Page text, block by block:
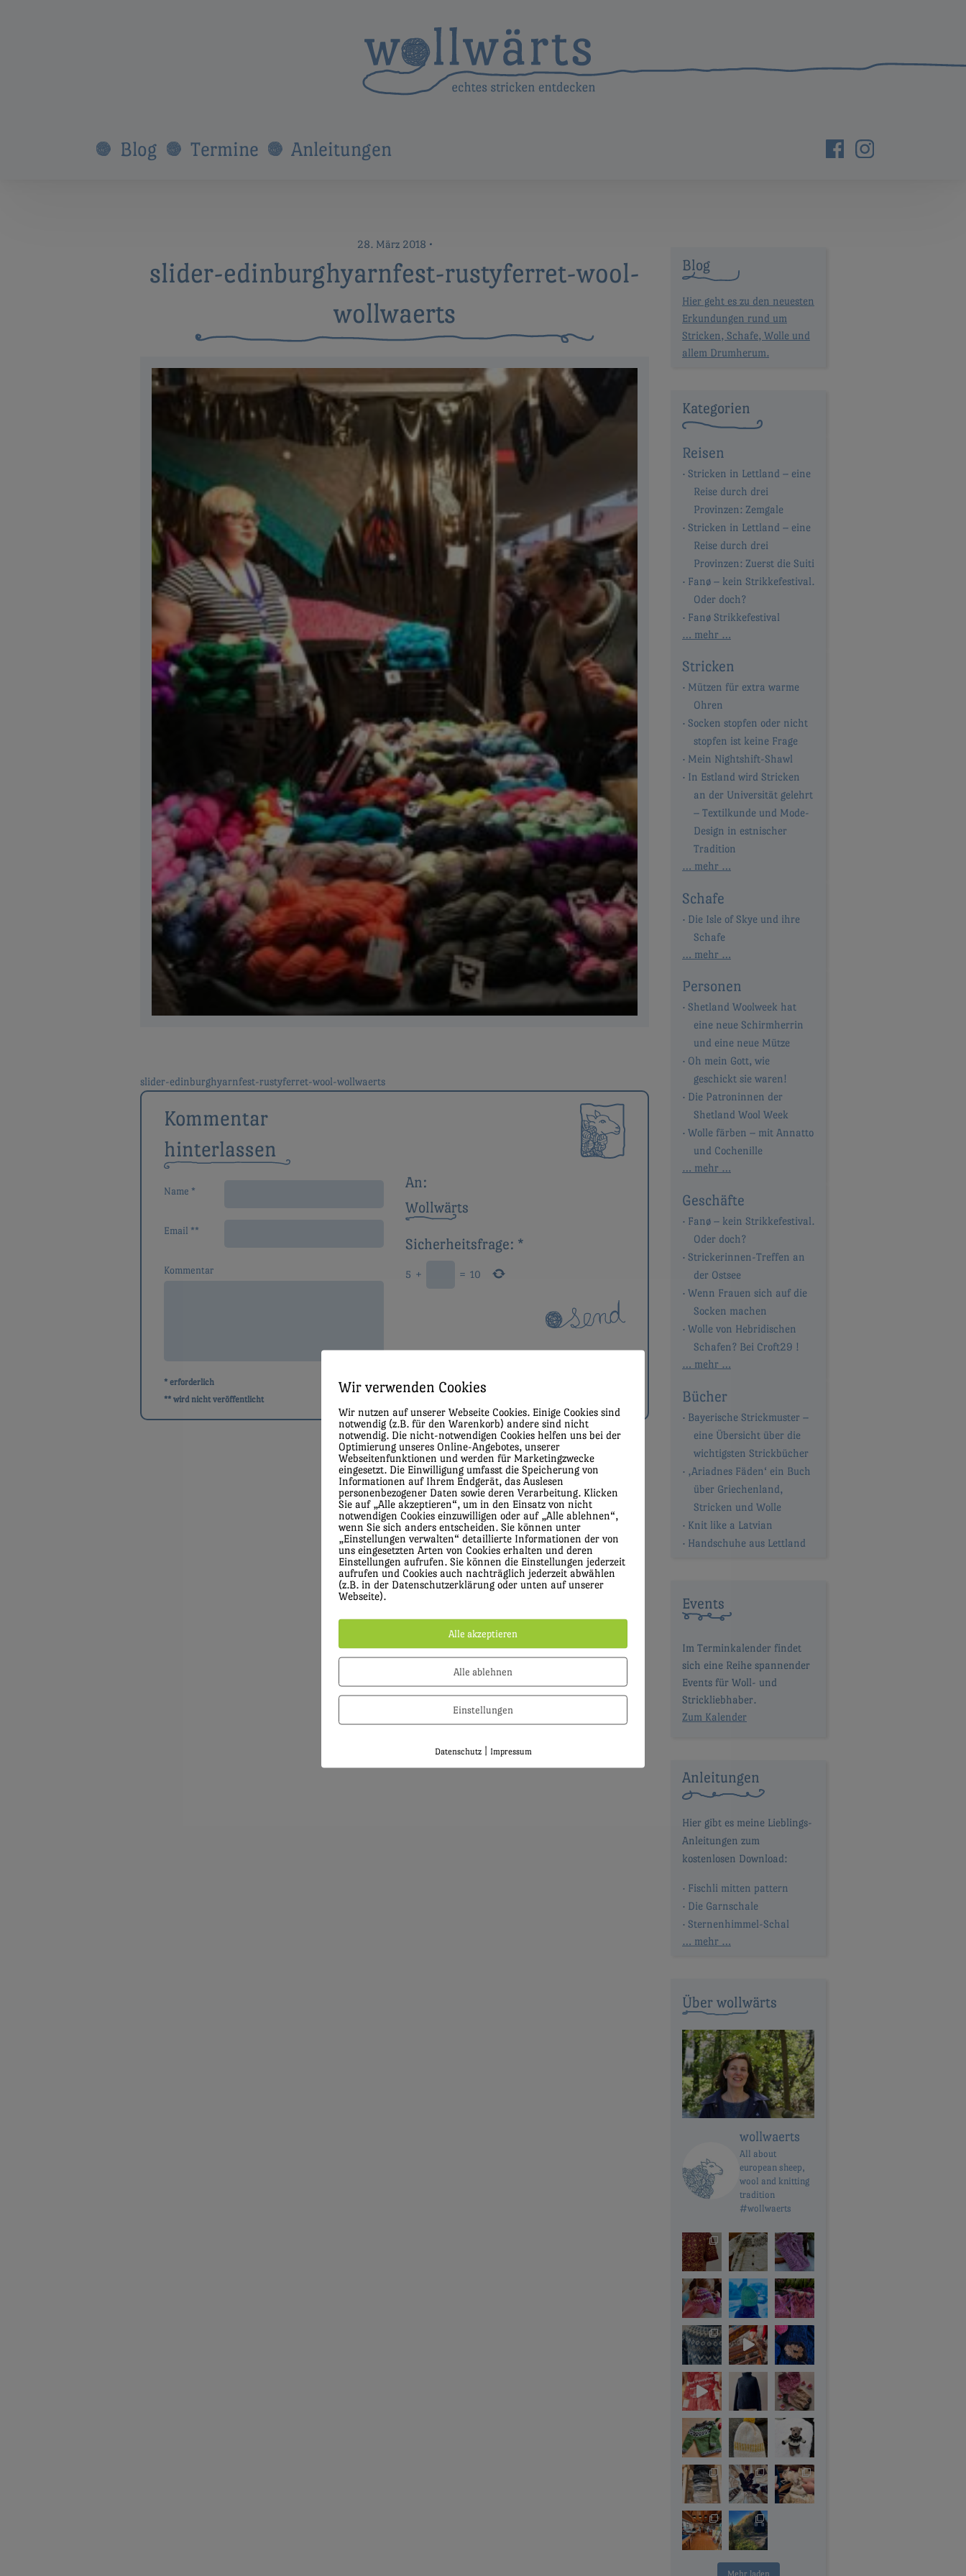
Blog Termine Anleitungen
28. März 2018 •
slider-edinburghyarnfest-rustyferret-wool-
wollwaerts
Beitragsnavigation
slider-edinburghyarnfest-rustyferret-wool-wollwaerts
Kommentar
hinterlassen
Name *
Email **
Kommentar
* erforderlich
** wird nicht veröffentlicht
An:
Wollwärts
Sicherheitsfrage: *
5 + = 10
Blog
Hier geht es zu den neuesten
Erkundungen rund um
Stricken, Schafe, Wolle und
allem Drumherum.
Kategorien
Reisen
Stricken in Lettland – eine
Reise durch drei
Provinzen: Zemgale
Stricken in Lettland – eine
Reise durch drei
Provinzen: Zuerst die Suiti
Fanø – kein Strikkefestival.
Oder doch?
Fanø Strikkefestival
… mehr …
Stricken
Mützen für extra warme
Ohren
Socken stopfen oder nicht
stopfen ist keine Frage
Mein Nightshift-Shawl
In Estland wird Stricken
an der Universität gelehrt
– Textilkunde und Mode-
Design in estnischer
Tradition
… mehr …
Schafe
Die Isle of Skye und ihre
Schafe
… mehr …
Personen
Shetland Woolweek hat
eine neue Schirmherrin
und eine neue Mütze
Oh mein Gott, wie
geschickt sie waren!
Die Patroninnen der
Shetland Wool Week
Wolle färben – mit Annatto
und Cochenille
… mehr …
Geschäfte
Fanø – kein Strikkefestival.
Oder doch?
Strickerinnen-Treffen an
der Ostsee
Wenn Frauen sich auf die
Socken machen
Wolle von Hebridischen
Schafen? Bei Croft29 !
… mehr …
Bücher
Bayerische Strickmuster –
eine Übersicht über die
wichtigsten Strickbücher
‚Ariadnes Fäden‘ ein Buch
über Griechenland,
Stricken und Wolle
Knit like a Latvian
Handschuhe aus Lettland
Events
Im Terminkalender findet
sich eine Reihe spannender
Events für Woll- und
Strickliebhaber.
Zum Kalender
Anleitungen
Fischli mitten pattern
Die Garnschale
Sternenhimmel-Schal
… mehr …
Über wollwärts
wollwaerts
All about
european sheep,
wool and knitting
tradition
#wollwaerts
Mehr laden
Wir verwenden Cookies
Wir nutzen auf unserer Webseite Cookies. Einige Cookies sind
notwendig (z.B. für den Warenkorb) andere sind nicht
notwendig. Die nicht-notwendigen Cookies helfen uns bei der
Optimierung unseres Online-Angebotes, unserer
Webseitenfunktionen und werden für Marketingzwecke
eingesetzt. Die Einwilligung umfasst die Speicherung von
Informationen auf Ihrem Endgerät, das Auslesen
personenbezogener Daten sowie deren Verarbeitung. Klicken
Sie auf „Alle akzeptieren“, um in den Einsatz von nicht
notwendigen Cookies einzuwilligen oder auf „Alle ablehnen“,
wenn Sie sich anders entscheiden. Sie können unter
„Einstellungen verwalten“ detaillierte Informationen der von
uns eingesetzten Arten von Cookies erhalten und deren
Einstellungen aufrufen. Sie können die Einstellungen jederzeit
aufrufen und Cookies auch nachträglich jederzeit abwählen
(z.B. in der Datenschutzerklärung oder unten auf unserer
Webseite).
Alle akzeptieren
Alle ablehnen
Einstellungen
Datenschutz| Impressum